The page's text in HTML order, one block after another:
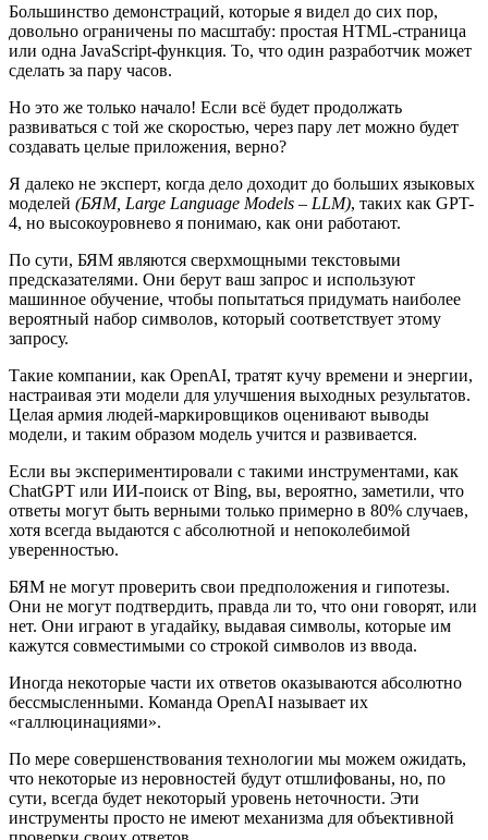
Большинство демонстраций, которые я видел до сих пор,
довольно ограничены по масштабу: простая HTML-страница
или одна JavaScript-функция. То, что один разработчик может
сделать за пару часов.
Но это же только начало! Если всё будет продолжать
развиваться с той же скоростью, через пару лет можно будет
создавать целые приложения, верно?
Я далеко не эксперт, когда дело доходит до больших языковых
моделей (БЯМ, Large Language Models – LLM), таких как GPT-
4, но высокоуровнево я понимаю, как они работают.
По сути, БЯМ являются сверхмощными текстовыми
предсказателями. Они берут ваш запрос и используют
машинное обучение, чтобы попытаться придумать наиболее
вероятный набор символов, который соответствует этому
запросу.
Такие компании, как OpenAI, тратят кучу времени и энергии,
настраивая эти модели для улучшения выходных результатов.
Целая армия людей-маркировщиков оценивают выводы
модели, и таким образом модель учится и развивается.
Если вы экспериментировали с такими инструментами, как
ChatGPT или ИИ-поиск от Bing, вы, вероятно, заметили, что
ответы могут быть верными только примерно в 80% случаев,
хотя всегда выдаются с абсолютной и непоколебимой
уверенностью.
БЯМ не могут проверить свои предположения и гипотезы.
Они не могут подтвердить, правда ли то, что они говорят, или
нет. Они играют в угадайку, выдавая символы, которые им
кажутся совместимыми со строкой символов из ввода.
Иногда некоторые части их ответов оказываются абсолютно
бессмысленными. Команда OpenAI называет их
«галлюцинациями».
По мере совершенствования технологии мы можем ожидать,
что некоторые из неровностей будут отшлифованы, но, по
сути, всегда будет некоторый уровень неточности. Эти
инструменты просто не имеют механизма для объективной